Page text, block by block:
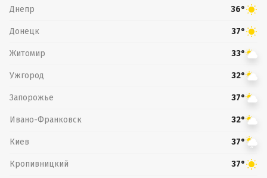
Днепр 36°
Донецк 37°
Житомир 33°
Ужгород 32°
Запорожье 37°
Ивано-Франковск 32°
Киев 37°
Кропивницкий 37°